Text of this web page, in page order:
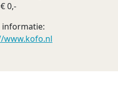
0,-
informatie:
www.kofo.nl